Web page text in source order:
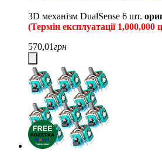
3D механізм DualSense 6 шт.
(Термін експлуатації 1,000,000
570,01грн